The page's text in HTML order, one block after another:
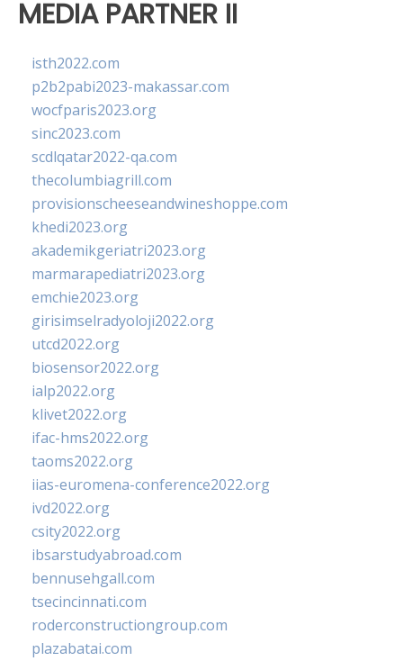
MEDIA PARTNER II
isth2022.com
p2b2pabi2023-makassar.com
wocfparis2023.org
sinc2023.com
scdlqatar2022-qa.com
thecolumbiagrill.com
provisionscheeseandwineshoppe.com
khedi2023.org
akademikgeriatri2023.org
marmarapediatri2023.org
emchie2023.org
girisimselradyoloji2022.org
utcd2022.org
biosensor2022.org
ialp2022.org
klivet2022.org
ifac-hms2022.org
taoms2022.org
iias-euromena-conference2022.org
ivd2022.org
csity2022.org
ibsarstudyabroad.com
bennusehgall.com
tsecincinnati.com
roderconstructiongroup.com
plazabatai.com